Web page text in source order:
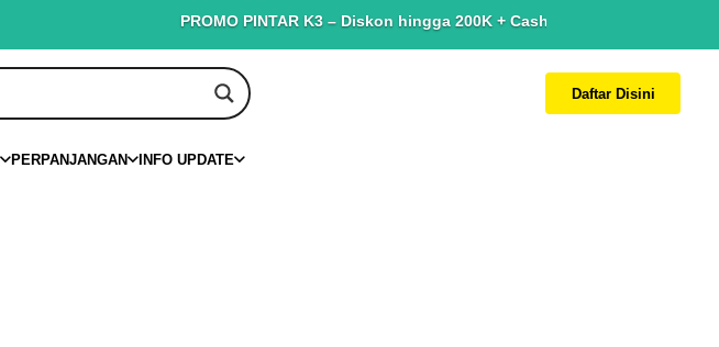
PROMO PINTAR K3 – Diskon hingga 200K + Cashback hingga 150K.
Daftar Disini
PERPANJANGAN INFO UPDATE